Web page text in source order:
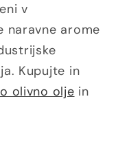
v
naravne arome
Kupujte in
olivno olje in